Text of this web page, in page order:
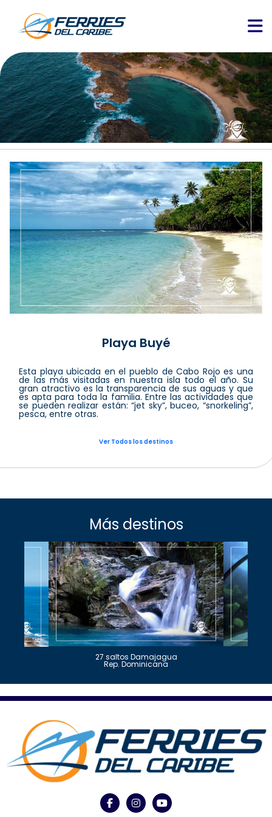
Playa Buyé
Esta playa ubicada en el pueblo de Cabo Rojo es una
de las más visitadas en nuestra isla todo el año. Su
gran atractivo es la transparencia de sus aguas y que
es apta para toda la familia. Entre las actividades que
se pueden realizar están: “jet sky”, buceo, “snorkeling”,
pesca, entre otras.
Ver Todos los destinos
Más destinos
27 saltos Damajagua
Rep. Dominicana